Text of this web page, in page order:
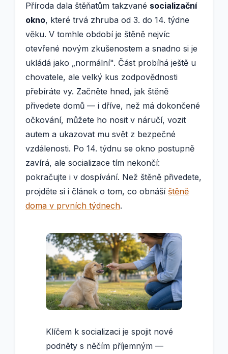
Příroda dala štěňatům takzvané socializační
okno, které trvá zhruba od 3. do 14. týdne
věku. V tomhle období je štěně nejvíc
otevřené novým zkušenostem a snadno si je
ukládá jako „normální". Část probíhá ještě u
chovatele, ale velký kus zodpovědnosti
přebíráte vy. Začněte hned, jak štěně
přivedete domů — i dříve, než má dokončené
očkování, můžete ho nosit v náručí, vozit
autem a ukazovat mu svět z bezpečné
vzdálenosti. Po 14. týdnu se okno postupně
zavírá, ale socializace tím nekončí:
pokračujte i v dospívání. Než štěně přivedete,
projděte si i článek o tom, co obnáší štěně
doma v prvních týdnech.
Klíčem k socializaci je spojit nové
podněty s něčím příjemným —